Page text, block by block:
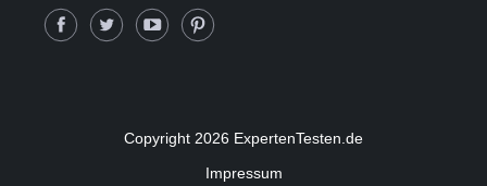
Copyright 2026 ExpertenTesten.de
Impressum